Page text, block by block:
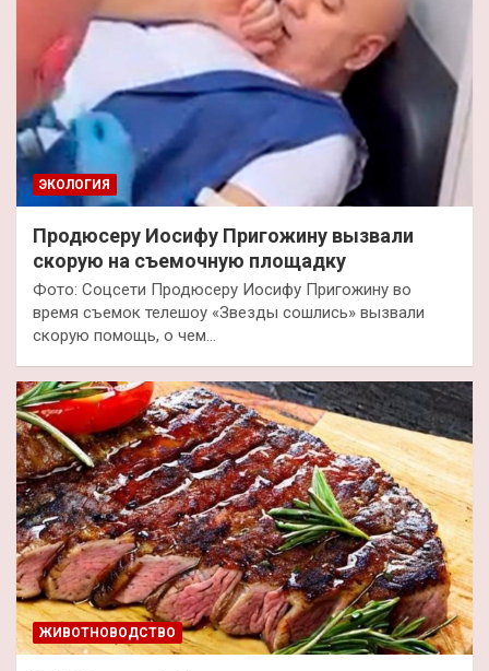
ЭКОЛОГИЯ
Продюсеру Иосифу Пригожину вызвали
скорую на съемочную площадку
Фото: Соцсети Продюсеру Иосифу Пригожину во
время съемок телешоу «Звезды сошлись» вызвали
скорую помощь, о чем…
ЖИВОТНОВОДСТВО